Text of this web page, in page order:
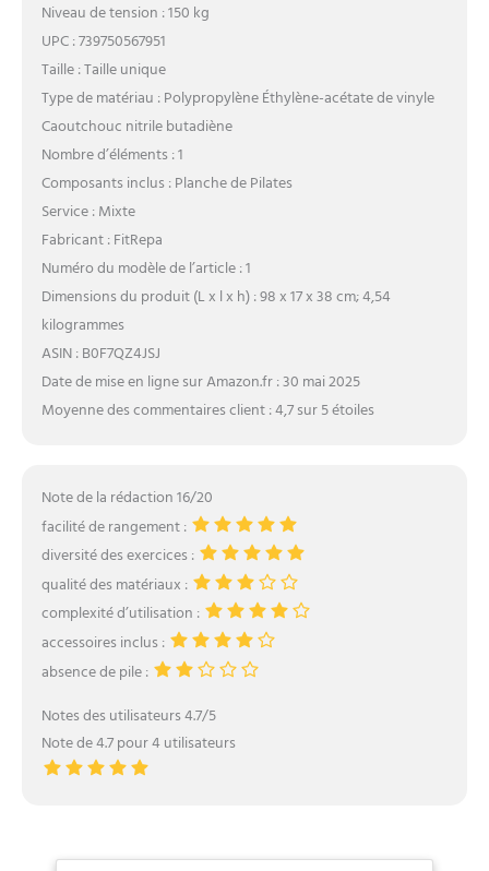
Niveau de tension : 150 kg
UPC : 739750567951
Taille : Taille unique
Type de matériau : Polypropylène Éthylène-acétate de vinyle
Caoutchouc nitrile butadiène
Nombre d’éléments : 1
Composants inclus : Planche de Pilates
Service : Mixte
Fabricant : FitRepa
Numéro du modèle de l’article : 1
Dimensions du produit (L x l x h) : 98 x 17 x 38 cm; 4,54
kilogrammes
ASIN : B0F7QZ4JSJ
Date de mise en ligne sur Amazon.fr : 30 mai 2025
Moyenne des commentaires client : 4,7 sur 5 étoiles
Note de la rédaction 16/20
facilité de rangement :
diversité des exercices :
qualité des matériaux :
complexité d’utilisation :
accessoires inclus :
absence de pile :
Notes des utilisateurs 4.7/5
Note de 4.7 pour 4 utilisateurs